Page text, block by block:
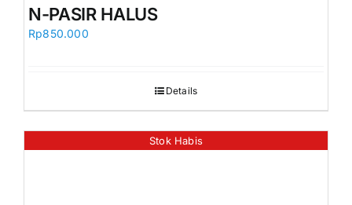
N-PASIR HALUS
Rp850.000
Details
Stok Habis